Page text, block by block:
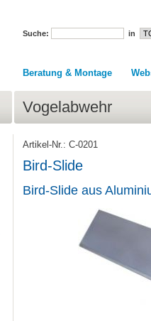
Suche: in
Beratung & Montage
Vogelabwehr
Artikel-Nr.: C-0201
Bird-Slide
Bird-Slide aus